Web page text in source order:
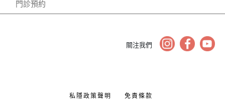
門診預約
關注我們
私隱政策聲明 免責條款